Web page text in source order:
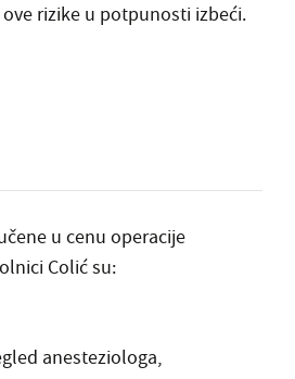
rizike u potpunosti izbeći.
u cenu operacije
Colić su:
anesteziologa,